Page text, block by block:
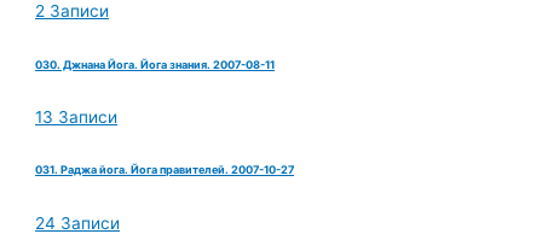
2 Записи
030. Джнана Йога. Йога знания. 2007-08-11
13 Записи
031. Раджа йога. Йога правителей. 2007-10-27
24 Записи